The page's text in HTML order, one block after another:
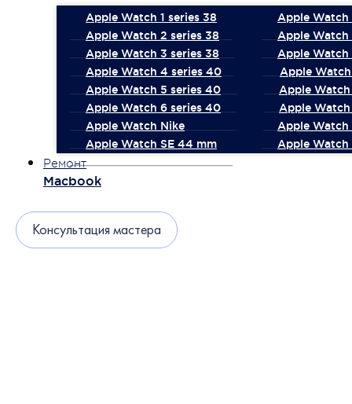
Apple Watch 1 series 38
Apple Watch
Apple Watch 2 series 38
Apple Watch
Apple Watch 3 series 38
Apple Watch
Apple Watch 4 series 40
Apple
Apple Watch 5 series 40
Apple
Apple Watch 6 series 40
Apple
Apple Watch Nike
Apple Watch
Apple Watch SE 44 mm
Apple Watch
Ремонт
Macbook
Консультация мастера